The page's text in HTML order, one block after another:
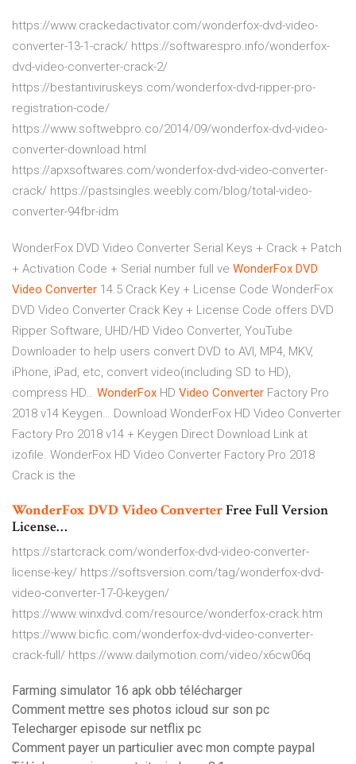
https://www.crackedactivator.com/wonderfox-dvd-video-
converter-13-1-crack/ https://softwarespro.info/wonderfox-
dvd-video-converter-crack-2/
https://bestantiviruskeys.com/wonderfox-dvd-ripper-pro-
registration-code/
https://www.softwebpro.co/2014/09/wonderfox-dvd-video-
converter-download.html
https://apxsoftwares.com/wonderfox-dvd-video-converter-
crack/ https://pastsingles.weebly.com/blog/total-video-
converter-94fbr-idm
WonderFox DVD Video Converter Serial Keys + Crack + Patch
+ Activation Code + Serial number full ve WonderFox DVD
Video Converter 14.5 Crack Key + License Code WonderFox
DVD Video Converter Crack Key + License Code offers DVD
Ripper Software, UHD/HD Video Converter, YouTube
Downloader to help users convert DVD to AVI, MP4, MKV,
iPhone, iPad, etc, convert video(including SD to HD),
compress HD… WonderFox HD Video Converter Factory Pro
2018 v14 Keygen… Download WonderFox HD Video Converter
Factory Pro 2018 v14 + Keygen Direct Download Link at
izofile. WonderFox HD Video Converter Factory Pro 2018
Crack is the
WonderFox DVDVideoConverterFree Full Version
License…
https://startcrack.com/wonderfox-dvd-video-converter-
license-key/ https://softsversion.com/tag/wonderfox-dvd-
video-converter-17-0-keygen/
https://www.winxdvd.com/resource/wonderfox-crack.htm
https://www.bicfic.com/wonderfox-dvd-video-converter-
crack-full/ https://www.dailymotion.com/video/x6cw06q
Farming simulator 16 apk obb télécharger
Comment mettre ses photos icloud sur son pc
Telecharger episode sur netflix pc
Comment payer un particulier avec mon compte paypal